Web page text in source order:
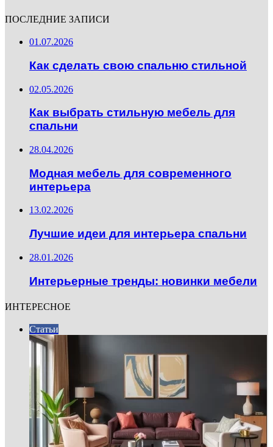
ПОСЛЕДНИЕ ЗАПИСИ
01.07.2026
Как сделать свою спальню стильной
02.05.2026
Как выбрать стильную мебель для
спальни
28.04.2026
Модная мебель для современного
интерьера
13.02.2026
Лучшие идеи для интерьера спальни
28.01.2026
Интерьерные тренды: новинки мебели
ИНТЕРЕСНОЕ
Статьи